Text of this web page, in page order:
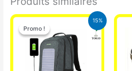
15%
Promo !
Promo !
Le
prix
initial
était :
29.500 CFA.
Le
prix
actuel